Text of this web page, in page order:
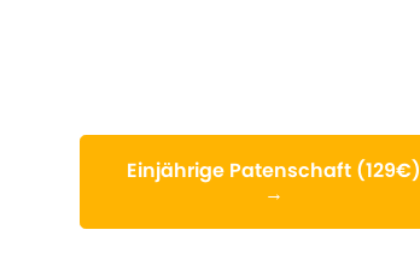
Einjährige Patenschaft (129€)
→